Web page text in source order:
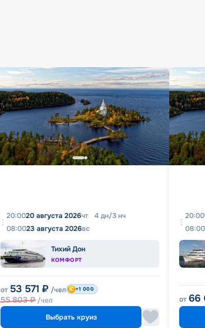
20:0020 августа 2026чт 4 дн/3 нч
08:0023 августа 2026вс
Тихий Дон
КОМФОРТ
от 53 571 ₽ /чел
55 803₽ /чел
+1 000
Выбрать круиз
20:00
08:00
от 66